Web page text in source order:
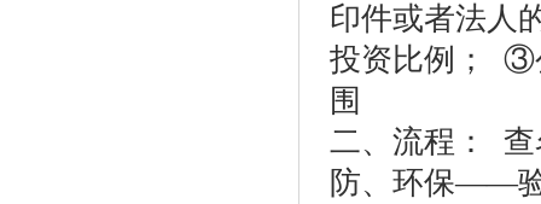
印件或者法人
投资比例； ③
围
二、流程：
防、环保——